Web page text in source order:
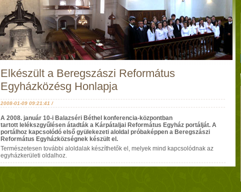
Elkészült a Beregszászi Református
Egyházközésg Honlapja
2008-01-09 09:21:41 /
A 2008. január 10-i Balazséri Béthel konferencia-központban
tartott lelékszgyűlésen átadták a Kárpátaljai Református Egyház portálját. A
portálhoz kapcsolódó első gyülekezeti aloldal próbaképpen a Beregszászi
Református Egyházközségnek készült el.
Természetesen további aloldalak készíthetők el, melyek mind kapcsolódnak az
egyházkerületi oldalhoz.